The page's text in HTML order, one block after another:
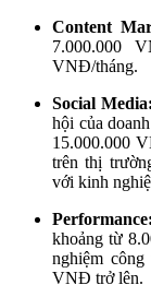
Content
7.000.000
VNĐ/tháng.
Social
hội của
15.000.000
trên thị
với kinh
khoảng từ
nghiệm
VNĐ trở lên.